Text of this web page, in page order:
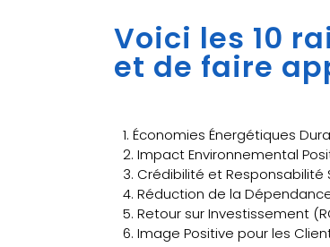
Voici les 10
et de faire
1. Économies Énergétiques
2. Impact Environnemental
3. Crédibilité et Responsabilité
4. Réduction de la
5. Retour sur Investissement
6. Image Positive pour les